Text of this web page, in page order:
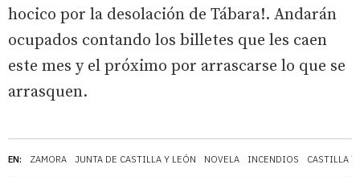
EN: ZAMORA JUNTA DE CASTILLA Y LEÓN NOVELA INCENDIOS CASTILLA Y
hocico por la desolación de Tábara!. Andarán
ocupados contando los billetes que les caen
este mes y el próximo por arrascarse lo que se
arrasquen.